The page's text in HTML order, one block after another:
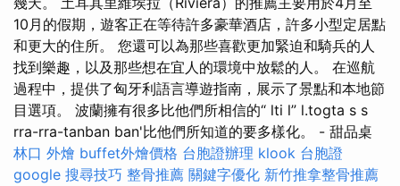
10月的假期，遊客正在等待許多豪華酒店，許多小型定居點
和更大的住所。 您還可以為那些喜歡更加緊迫和騎兵的人
找到樂趣，以及那些想在宜人的環境中放鬆的人。 在巡航
過程中，提供了匈牙利語言導遊指南，展示了景點和本地節
目選項。 波蘭擁有很多比他們所相信的“ lti l” l.togta s s
rra-rra-tanban ban'比他們所知道的要多樣化。 - 甜品桌
林口 外燴 buffet外燴價格 台胞證辦理 klook 台胞證
google 搜尋技巧 整骨推薦 關鍵字優化 新竹推拿整骨推薦